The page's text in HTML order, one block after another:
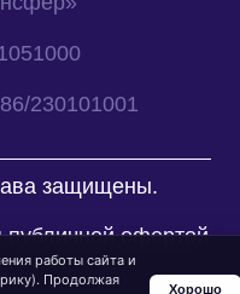
работы сайта и
Продолжая
Хорошо
230101001
защищены.
офертой